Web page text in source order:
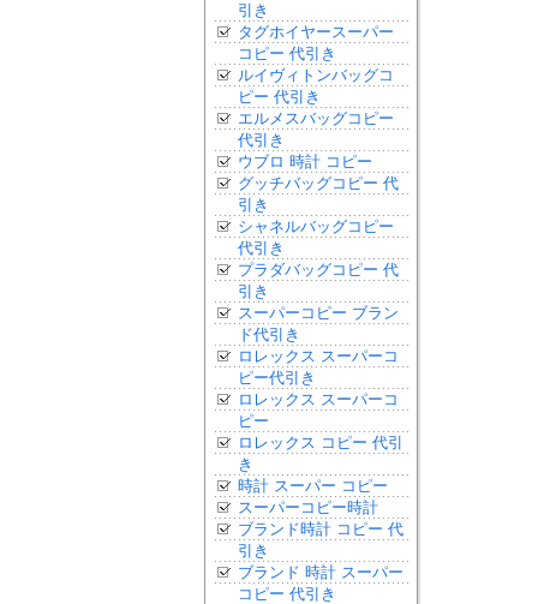
引き
タグホイヤースーパー
コピー 代引き
ルイヴィトンバッグコ
ピー 代引き
エルメスバッグコピー
代引き
ウブロ 時計 コピー
グッチバッグコピー 代
引き
シャネルバッグコピー
代引き
プラダバッグコピー 代
引き
スーパーコピー ブラン
ド代引き
ロレックス スーパーコ
ピー代引き
ロレックス スーパーコ
ピー
ロレックス コピー 代引
き
時計 スーパー コピー
スーパーコピー時計
ブランド時計 コピー 代
引き
ブランド 時計 スーパー
コピー 代引き